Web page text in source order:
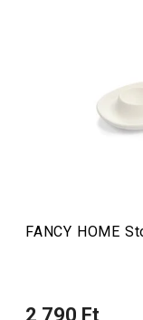
formáltuk
lakásdekorációsés
tartalmaz, melyek
A termékeket
FANCY HOME
2 790 Ft